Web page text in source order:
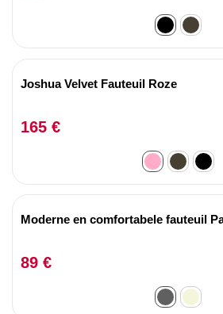
Joshua Velvet Fauteuil Roze
165 €
Moderne en comfortabele fauteuil
89 €